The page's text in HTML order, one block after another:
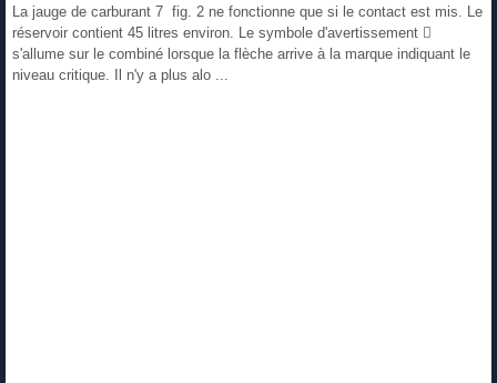
La jauge de carburant 7 fig. 2 ne fonctionne que si le contact est mis. Le
réservoir contient 45 litres environ. Le symbole d'avertissement 
s'allume sur le combiné lorsque la flèche arrive à la marque indiquant le
niveau critique. Il n'y a plus alo ...